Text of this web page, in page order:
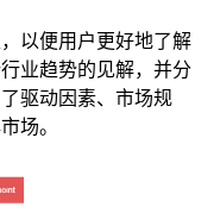
以便用户更好地了解
业趋势的见解，并分
驱动因素、市场规
场。